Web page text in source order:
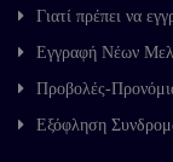
Γιατί πρέπει να
Εγγραφή Νέων
Προβολές-
Εξόφληση